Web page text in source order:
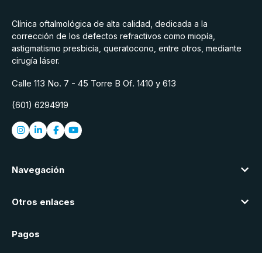
Clínica oftalmológica de alta calidad, dedicada a la
corrección de los defectos refractivos como miopía,
astigmatismo presbicia, queratocono, entre otros, mediante
cirugía láser.
Calle 113 No. 7 - 45 Torre B Of. 1410 y 613
(601) 6294919
Navegación
Otros enlaces
Pagos